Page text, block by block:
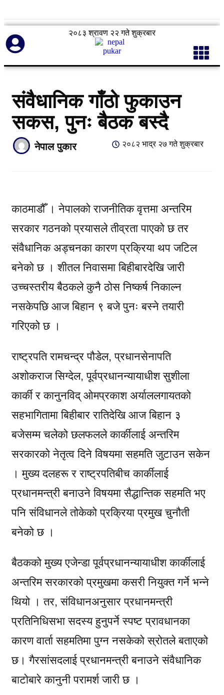
२०८३ श्रावण २२ गते शुक्रबार
संवैधानिक गाँठो फुकाउन
सकस, पुनः बैठक बस्दै
नेपाल पुकार २०८२ भाद्र २७ गते शुक्रबार
काठमाडौँ । नेपालको राजनीतिक वृत्तमा अन्तरिम
सरकार गठनको प्रयासले तीव्रता पाएको छ तर
संवैधानिक अड्चनका कारण प्रक्रिया थप जटिल
बनेको छ । शीतल निवासमा बिहीबारदेखि जारी
उच्चस्तरीय बैठकले कुनै ठोस निष्कर्ष निकाल्न
नसकेपछि आज बिहान ९ बजे पुनः बस्ने तयारी
गरिएको छ ।
राष्ट्रपति रामचन्द्र पौडेल, प्रधानसेनापति
अशोकराज सिग्देल, पूर्वप्रधानन्यायाधीश सुशीला
कार्की र कानुनविद् ओमप्रकाश अर्याललगायतको
सहभागितामा बिहीबार रातिदेखि आज बिहान ३
बजेसम्म चलेको छलफलले कार्कीलाई अन्तरिम
सरकारको नेतृत्व दिने विषयमा सहमति जुटाउन सकेन
। मुख्य दलहरू र राष्ट्रपतिबीच कार्कीलाई
प्रधानमन्त्री बनाउने विषयमा सैद्धान्तिक सहमति भए
पनि संविधानले तोकेको प्रक्रिया प्रमुख चुनौती
बनेको छ ।
बैठकको मुख्य एजेन्डा पूर्वप्रधानन्यायाधीश कार्कीलाई
अन्तरिम सरकारको प्रमुखमा कसरी नियुक्त गर्ने भन्ने
थियो । तर, संविधानअनुसार प्रधानमन्त्री
प्रतिनिधिसभा सदस्य हुनुपर्ने स्पष्ट प्रावधानका
कारण वार्ता सहमतिमा पुग्न नसकेको स्रोतले बताएको
छ। गैरसांसदलाई प्रधानमन्त्री बनाउने संवैधानिक
बाटोबारे कानुनी परामर्श जारी छ ।